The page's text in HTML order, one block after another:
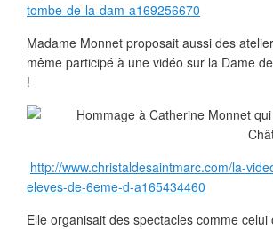
tombe-de-la-dam-a169256670
Madame Monnet proposait aussi des
même participé à une vidéo sur la Dame
!
http://www.christaldesaintmarc.com/la-
eleves-de-6eme-d-a165434460
Elle organisait des spectacles comme